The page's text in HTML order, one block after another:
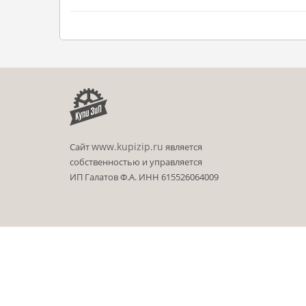
Сайтwww.kupizip.ru является
собственностью и управляется
ИП Галатов Ф.А. ИНН 615526064009